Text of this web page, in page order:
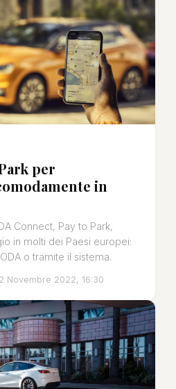
per
in
Connect, Pay to Park,
in molti dei Paesi europei:
o tramite il sistema.
Novembre 2022, 16:30